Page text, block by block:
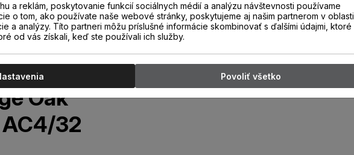
4V
Oak
32
a reklám, poskytovanie funkcií sociálnych médií a analýzu návštevnosti používame
o tom, ako používate naše webové stránky, poskytujeme aj našim partnerom v oblasti
a analýzy. Títo partneri môžu príslušné informácie skombinovať s ďalšími údajmi, ktoré
od vás získali, keď ste používali ich služby.
Povoliť všetko